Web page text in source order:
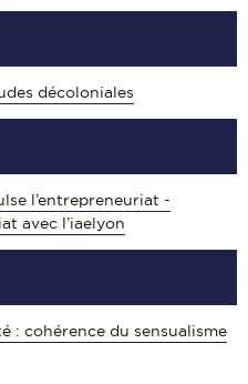
décoloniales
l’entrepreneuriat -
avec l’iaelyon
: cohérence du sensualisme